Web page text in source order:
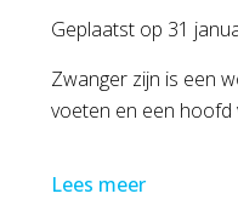
Geplaatst op 31
Zwanger zijn is een
voeten en een hoofd
Lees meer